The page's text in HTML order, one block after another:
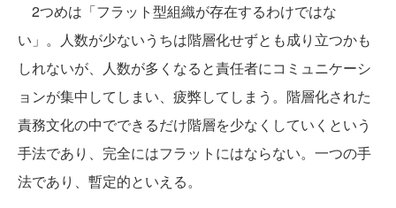
2つめは「フラット型組織が存在するわけではな
い」。人数が少ないうちは階層化せずとも成り立つかも
しれないが、人数が多くなると責任者にコミュニケーシ
ョンが集中してしまい、疲弊してしまう。階層化された
責務文化の中でできるだけ階層を少なくしていくという
手法であり、完全にはフラットにはならない。一つの手
法であり、暫定的といえる。